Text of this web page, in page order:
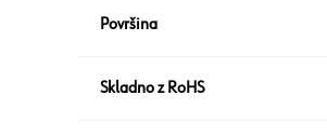
Površina
Skladno z RoHS